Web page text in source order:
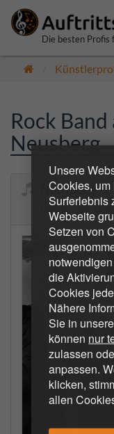
Unsere
Cookies,
Surferlebnis
Webseite
Setzen von
die
Cookies
Nähere
Sie in
können nur
zulassen
anpassen.
klicken,
allen
Die besten Profis
Rock
Neusberg
Neusberg
DeutschRock